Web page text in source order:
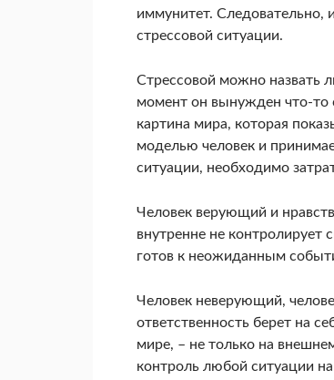
иммунитет. Следовательно,
стрессовой ситуации.
Стрессовой можно назвать
момент он вынужден что-то
картина мира, которая
моделью человек и
ситуации, необходимо
Человек верующий и
внутренне не контролирует
готов к неожиданным
Человек неверующий,
ответственность берет на
мире, – не только на
контроль любой ситуации